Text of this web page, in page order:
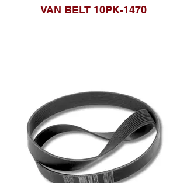
VAN BELT 10PK-1470